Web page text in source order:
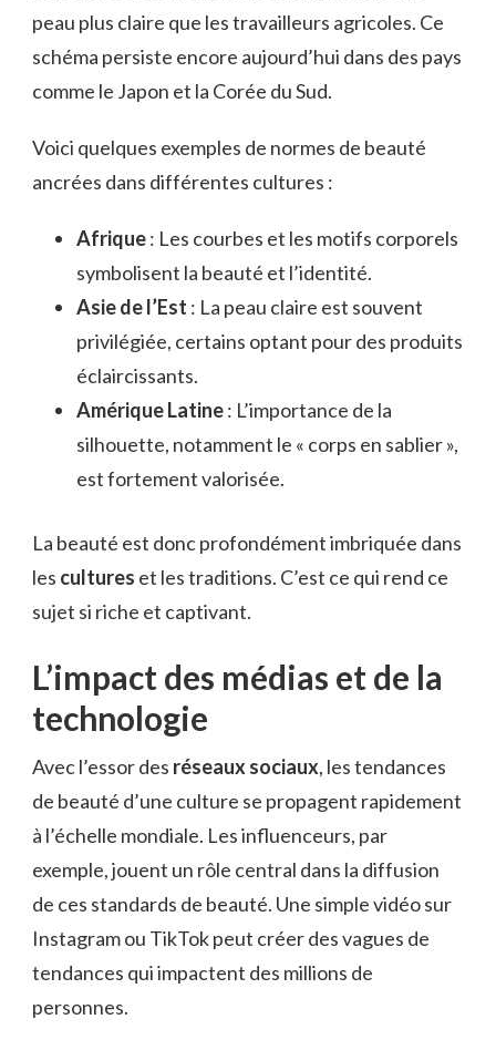
peau plus claire que les travailleurs agricoles. Ce
schéma persiste encore aujourd’hui dans des pays
comme le Japon et la Corée du Sud.
Voici quelques exemples de normes de beauté
ancrées dans différentes cultures :
Afrique: Les courbes et les motifs corporels
symbolisent la beauté et l’identité.
Asie de l’Est : La peau claire est souvent
privilégiée, certains optant pour des produits
éclaircissants.
Amérique Latine: L’importance de la
silhouette, notamment le « corps en sablier »,
est fortement valorisée.
La beauté est donc profondément imbriquée dans
les cultures et les traditions. C’est ce qui rend ce
sujet si riche et captivant.
L’impact des médias et de la
technologie
Avec l’essor des réseaux sociaux, les tendances
de beauté d’une culture se propagent rapidement
à l’échelle mondiale. Les influenceurs, par
exemple, jouent un rôle central dans la diffusion
de ces standards de beauté. Une simple vidéo sur
Instagram ou TikTok peut créer des vagues de
tendances qui impactent des millions de
personnes.